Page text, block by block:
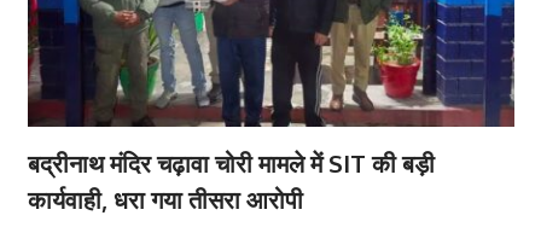
बद्रीनाथ मंदिर चढ़ावा चोरी मामले में SIT की बड़ी
कार्यवाही, धरा गया तीसरा आरोपी